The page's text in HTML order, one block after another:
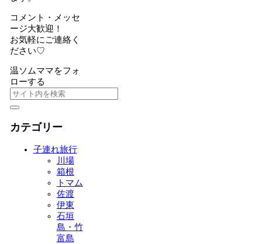
コメント・メッセ
ージ大歓迎！
お気軽にご連絡く
ださい♡
温ソムママをフォ
ローする
カテゴリー
子連れ旅行
川場
箱根
トマム
佐渡
伊東
石垣
島・竹
富島